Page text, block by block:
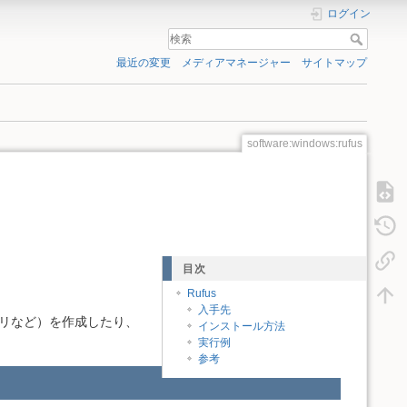
ログイン
最近の変更 メディアマネージャー サイトマップ
software:windows:rufus
目次
Rufus
入手先
インストール方法
実行例
参考
ど）を作成したり、